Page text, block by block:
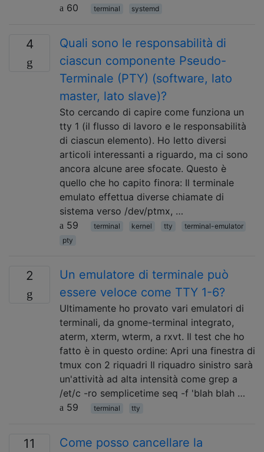
60
terminal systemd
4
Quali sono le responsabilità di
ciascun componente Pseudo-
Terminale (PTY) (software, lato
master, lato slave)?
Sto cercando di capire come funziona un
tty 1 (il flusso di lavoro e le responsabilità
di ciascun elemento). Ho letto diversi
articoli interessanti a riguardo, ma ci sono
ancora alcune aree sfocate. Questo è
quello che ho capito finora: Il terminale
emulato effettua diverse chiamate di
sistema verso /dev/ptmx, …
59
terminal kernel tty
terminal-emulator
pty
2
Un emulatore di terminale può
essere veloce come TTY 1-6?
Ultimamente ho provato vari emulatori di
terminali, da gnome-terminal integrato,
aterm, xterm, wterm, a rxvt. Il test che ho
fatto è in questo ordine: Apri una finestra di
tmux con 2 riquadri Il riquadro sinistro sarà
un'attività ad alta intensità come grep a
/et/c -ro semplicetime seq -f 'blah blah …
59
terminal tty
11
Come posso cancellare la